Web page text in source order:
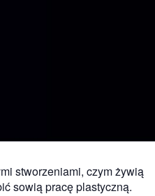
stworzeniami, czym żywią
sowią pracę plastyczną.